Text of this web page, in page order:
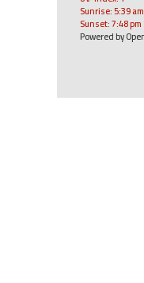
Sunrise: 5:39 am
Sunset: 7:48 pm